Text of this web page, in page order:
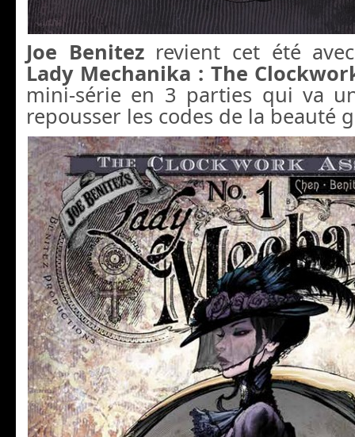
Joe Benitezrevient cet été
Lady Mechanika : The
mini-série en 3 parties qui va
repousser les codes de la beauté